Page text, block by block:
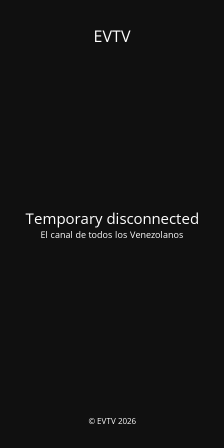
EVTV
Temporary disconnected
El canal de todos los Venezolanos
© EVTV 2026